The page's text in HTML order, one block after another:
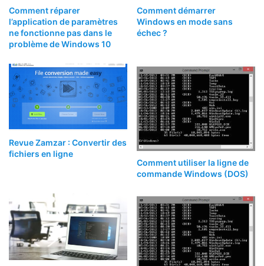
Comment réparer
l’application de paramètres
ne fonctionne pas dans le
problème de Windows 10
Comment démarrer
Windows en mode sans
échec ?
Revue Zamzar : Convertir des
fichiers en ligne
Comment utiliser la ligne de
commande Windows (DOS)